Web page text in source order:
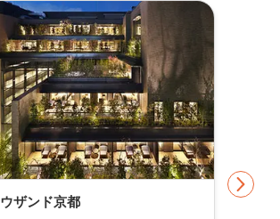
ザンド京都